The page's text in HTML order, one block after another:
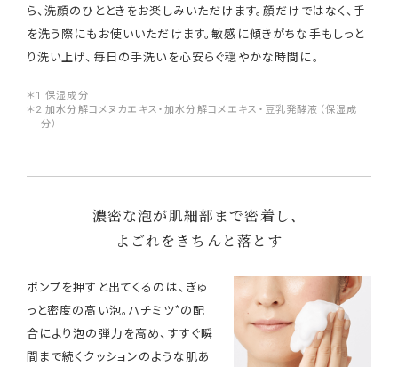
ら、洗顔のひとときをお楽しみいただけます。顔だけではなく、手
を洗う際にもお使いいただけます。敏感に傾きがちな手もしっと
り洗い上げ、毎日の手洗いを心安らぐ穏やかな時間に。
＊1 保湿成分
＊2 加水分解コメヌカエキス・加水分解コメエキス・豆乳発酵液（保湿成
分）
濃密な泡が肌細部まで密着し、
よごれをきちんと落とす
ポンプを押すと出てくるのは、ぎゅ
っと密度の高い泡。ハチミツ*の配
合により泡の弾力を高め、すすぐ瞬
間まで続くクッションのような肌あ